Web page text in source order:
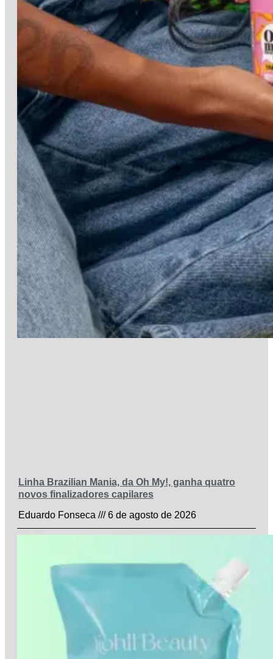
Linha Brazilian Mania, da Oh My!, ganha quatro
novos finalizadores capilares
Eduardo Fonseca
6 de agosto de 2026